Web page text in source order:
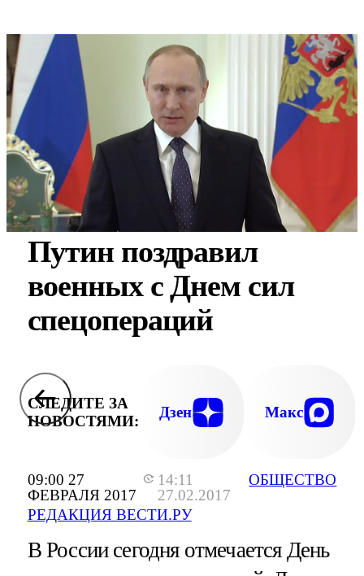
09:00 27
ФЕВРАЛЯ 2017
14:11
27.02.2017
РЕДАКЦИЯ ВЕСТИ.РУ
ОБЩЕСТВО
Путин поздравил
военных с Днем сил
спецопераций
СЛЕДИТЕ ЗА
НОВОСТЯМИ:
Дзен Макс
В России сегодня отмечается День